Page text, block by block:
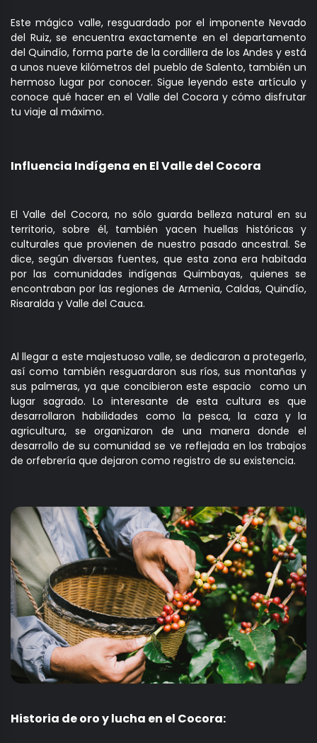
Este mágico valle, resguardado por el imponente Nevado
del Ruiz, se encuentra exactamente en el departamento
del Quindío, forma parte de la cordillera de los Andes y está
a unos nueve kilómetros del pueblo de Salento, también un
hermoso lugar por conocer. Sigue leyendo este artículo y
conoce qué hacer en el Valle del Cocora y cómo disfrutar
tu viaje al máximo.
Influencia Indígena en El Valle del Cocora
El Valle del Cocora, no sólo guarda belleza natural en su
territorio, sobre él, también yacen huellas históricas y
culturales que provienen de nuestro pasado ancestral. Se
dice, según diversas fuentes, que esta zona era habitada
por las comunidades indígenas Quimbayas, quienes se
encontraban por las regiones de Armenia, Caldas, Quindío,
Risaralda y Valle del Cauca.
Al llegar a este majestuoso valle, se dedicaron a protegerlo,
así como también resguardaron sus ríos, sus montañas y
sus palmeras, ya que concibieron este espacio como un
lugar sagrado. Lo interesante de esta cultura es que
desarrollaron habilidades como la pesca, la caza y la
agricultura, se organizaron de una manera donde el
desarrollo de su comunidad se ve reflejada en los trabajos
de orfebrería que dejaron como registro de su existencia.
Historia de oro y lucha en el Cocora: